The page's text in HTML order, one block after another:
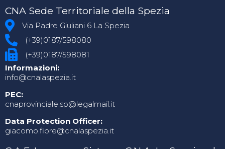
CNA Sede Territoriale della Spezia
Via Padre Giuliani 6 La Spezia
(+39)0187/598080
(+39)0187/598081
Informazioni:
info@cnalaspezia.it
PEC:
cnaprovinciale.sp@legalmail.it
Data Protection Officer:
giacomo.fiore@cnalaspezia.it